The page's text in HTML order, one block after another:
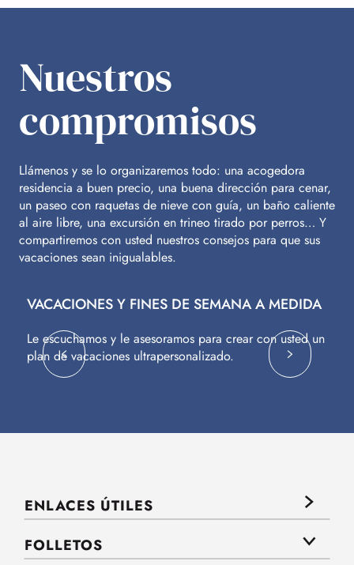
Nuestros
compromisos
Llámenos y se lo organizaremos todo: una acogedora
residencia a buen precio, una buena dirección para cenar,
un paseo con raquetas de nieve con guía, un baño caliente
al aire libre, una excursión en trineo tirado por perros… Y
compartiremos con usted nuestros consejos para que sus
vacaciones sean inigualables.
VACACIONES Y FINES DE SEMANA A MEDIDA
Le escuchamos y le asesoramos para crear con usted un
plan de vacaciones ultrapersonalizado.
ENLACES ÚTILES
FOLLETOS